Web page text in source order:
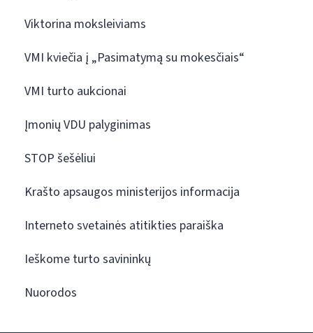
Viktorina moksleiviams
VMI kviečia į „Pasimatymą su mokesčiais“
VMI turto aukcionai
Įmonių VDU palyginimas
STOP šešėliui
Krašto apsaugos ministerijos informacija
Interneto svetainės atitikties paraiška
Ieškome turto savininkų
Nuorodos